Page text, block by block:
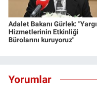
Adalet Bakanı Gürlek: "Yargı
Hizmetlerinin Etkinliği
Bürolarını kuruyoruz"
Yorumlar